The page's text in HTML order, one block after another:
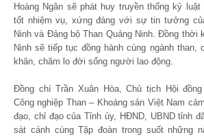
Hoàng Ngân sẽ phát huy truyền thống kỷ luật
tốt nhiệm vụ, xứng đáng với sự tin tưởng
Ninh và Đảng bộ Than Quảng Ninh. Đồng thời
Ninh sẽ tiếp tục đồng hành cùng ngành than,
khăn, chăm lo đời sống người lao động.
Đồng chí Trần Xuân Hòa, Chủ tịch Hội
Công nghiệp Than – Khoáng sản Việt Nam
đạo, chỉ đạo của Tỉnh ủy, HĐND, UBND tỉnh
sát cánh cùng Tập đoàn trong suốt những